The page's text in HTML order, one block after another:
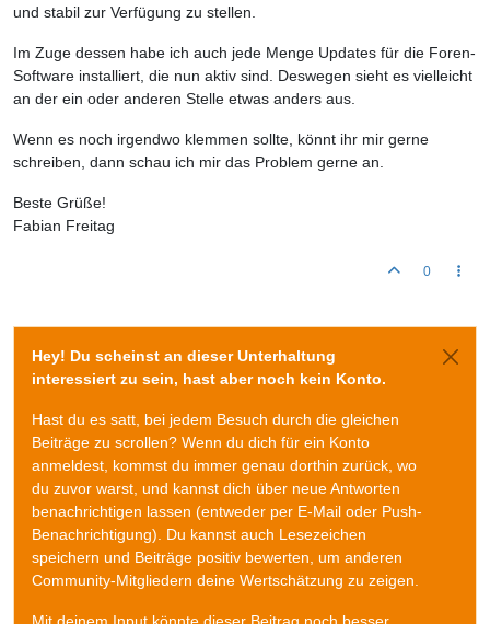
und stabil zur Verfügung zu stellen.
Im Zuge dessen habe ich auch jede Menge Updates für die Foren-
Software installiert, die nun aktiv sind. Deswegen sieht es vielleicht
an der ein oder anderen Stelle etwas anders aus.
Wenn es noch irgendwo klemmen sollte, könnt ihr mir gerne
schreiben, dann schau ich mir das Problem gerne an.
Beste Grüße!
Fabian Freitag
0
Hey! Du scheinst an dieser Unterhaltung
interessiert zu sein, hast aber noch kein Konto.
Hast du es satt, bei jedem Besuch durch die gleichen
Beiträge zu scrollen? Wenn du dich für ein Konto
anmeldest, kommst du immer genau dorthin zurück, wo
du zuvor warst, und kannst dich über neue Antworten
benachrichtigen lassen (entweder per E-Mail oder Push-
Benachrichtigung). Du kannst auch Lesezeichen
speichern und Beiträge positiv bewerten, um anderen
Community-Mitgliedern deine Wertschätzung zu zeigen.